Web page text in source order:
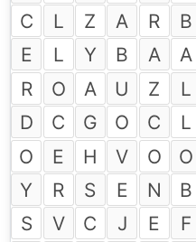
C
L Z A R B
E
L Y B A A
R
O A U Z L
D
C G O C L
O
E H V O O
Y
R S E N B
S
V C J E F